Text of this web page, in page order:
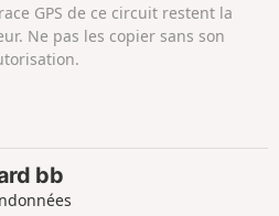
GPS de ce circuit restent la
Ne pas les copier sans son
bb